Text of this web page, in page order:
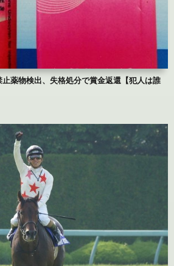
止薬物検出、失格処分で賞金返還【犯人は誰